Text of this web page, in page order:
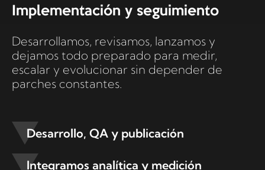
Implementación y seguimiento
Desarrollamos, revisamos, lanzamos y
dejamos todo preparado para medir,
escalar y evolucionar sin depender de
parches constantes.
Desarrollo, QA y publicación
Integramos analítica y medición